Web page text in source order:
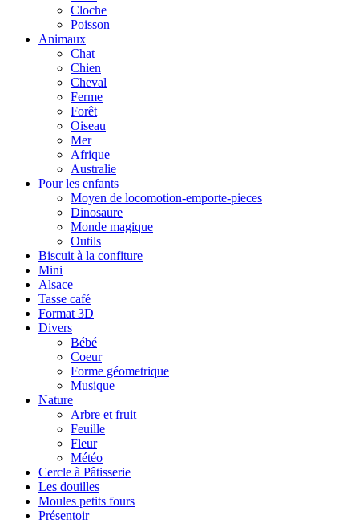
Cloche
Poisson
Animaux
Chat
Chien
Cheval
Ferme
Forêt
Oiseau
Mer
Afrique
Australie
Pour les enfants
Moyen de locomotion-emporte-pieces
Dinosaure
Monde magique
Outils
Biscuit à la confiture
Mini
Alsace
Tasse café
Format 3D
Divers
Bébé
Coeur
Forme géometrique
Musique
Nature
Arbre et fruit
Feuille
Fleur
Météo
Cercle à Pâtisserie
Les douilles
Moules petits fours
Présentoir